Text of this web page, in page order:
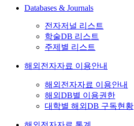
Databases & Journals
전자저널 리스트
학술DB 리스트
주제별 리스트
해외전자자료 이용안내
해외전자자료 이용안내
해외DB별 이용권한
대학별 해외DB 구독현황